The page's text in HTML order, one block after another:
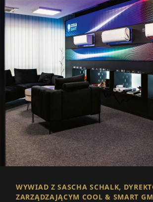
WYWIAD Z SASCHA SCHALK,
ZARZĄDZAJĄCYM COOL & SMART